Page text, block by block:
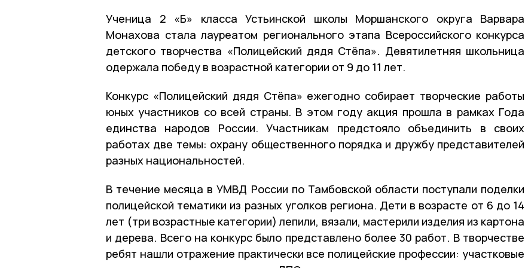
Ученица 2 «Б» класса Устьинской школы Моршанского округа Варвара
Монахова стала лауреатом регионального этапа Всероссийского конкурса
детского творчества «Полицейский дядя Стёпа». Девятилетняя школьница
одержала победу в возрастной категории от 9 до 11 лет.
Конкурс «Полицейский дядя Стёпа» ежегодно собирает творческие работы
юных участников со всей страны. В этом году акция прошла в рамках Года
единства народов России. Участникам предстояло объединить в своих
работах две темы: охрану общественного порядка и дружбу представителей
разных национальностей.
В течение месяца в УМВД России по Тамбовской области поступали поделки
полицейской тематики из разных уголков региона. Дети в возрасте от 6 до 14
лет (три возрастные категории) лепили, вязали, мастерили изделия из картона
и дерева. Всего на конкурс было представлено более 30 работ. В творчестве
ребят нашли отражение практически все полицейские профессии: участковые